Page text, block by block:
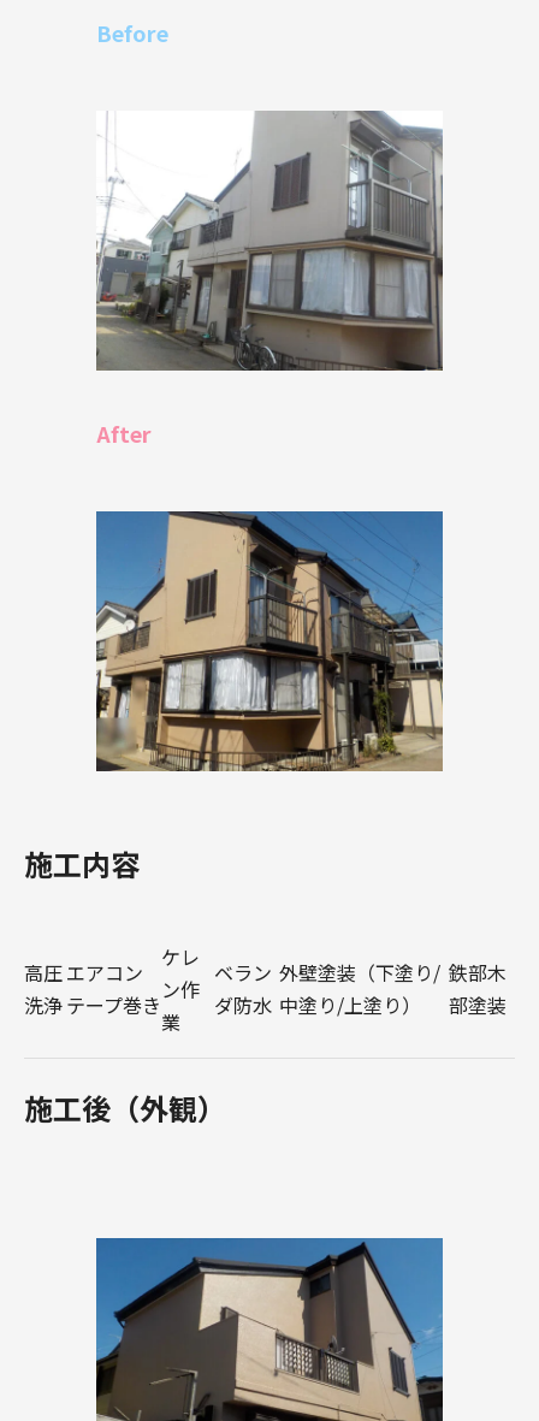
Before
After
施工内容
高圧
洗浄
エアコン
テープ巻き
ケレ
ン作
業
ベラン
ダ防水
外壁塗装（下塗り/
中塗り/上塗り）
鉄部木
部塗装
施工後（外観）